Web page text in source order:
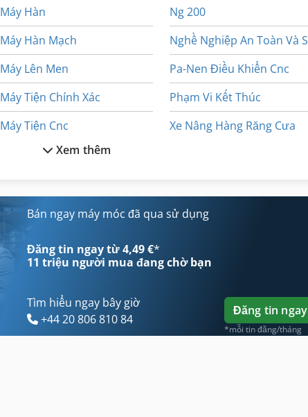
Máy Hàn
Máy Hàn Mạch
Máy Lên Men
Máy Tiện Chính Xác
Máy Tiện Cnc
Máy Tiện Cơ Khí
Máy Tiện Ngang
Ng 200
Pa-Nen Điều Khiển Cnc
Phạm Vi Kết Thúc
Xe Nâng Hàng Răng Cưa
Xem thêm
Bán ngay máy móc đã qua sử dụng
Đăng tin ngay từ 4,49 €*
11 triệu người mua đang chờ bạn
Tìm hiểu ngay bây giờ
+44 20 806 810 84
Đăng tin ngay
*mỗi tin đăng/tháng